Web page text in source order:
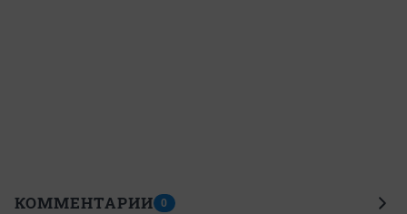
КОММЕНТАРИИ 0